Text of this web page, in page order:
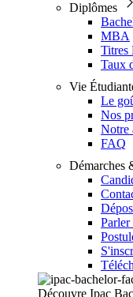
Diplômes
MBA
Titres
Taux
Vie
Le
Nos
Notre
FAQ
Démarches
Parler
Découvre Ipac